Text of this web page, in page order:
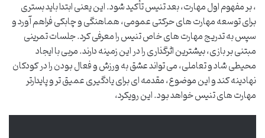
، بر مفهوم اول مهارت، بعد تنیس تأکید شود. این یعنی ابتدا باید بستری
برای توسعه مهارت های حرکتی عمومی، هماهنگی و چابکی فراهم آورد و
سپس به تدریج مهارت های خاص تنیس را معرفی کرد. جلسات تمرینی
مبتنی بر بازی، بیشترین اثرگذاری را در این زمینه دارند. مربی با ایجاد
محیطی شاد و تعاملی، می تواند عشق به ورزش و فعال بودن را در کودکان
نهادینه کند و این موضوع، مقدمه ای برای یادگیری عمیق تر و پایدارتر
مهارت های تنیس خواهد بود. این رویکرد،